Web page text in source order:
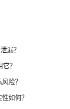
漏？
？
险？
如何？